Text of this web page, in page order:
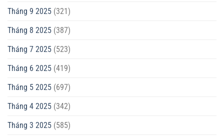
Tháng 9 2025 (321)
Tháng 8 2025 (387)
Tháng 7 2025 (523)
Tháng 6 2025 (419)
Tháng 5 2025 (697)
Tháng 4 2025 (342)
Tháng 3 2025 (585)